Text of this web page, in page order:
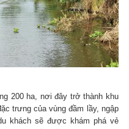
200 ha, nơi đây trở thành khu
trưng của vùng đầm lầy, ngập
khách sẽ được khám phá vẻ